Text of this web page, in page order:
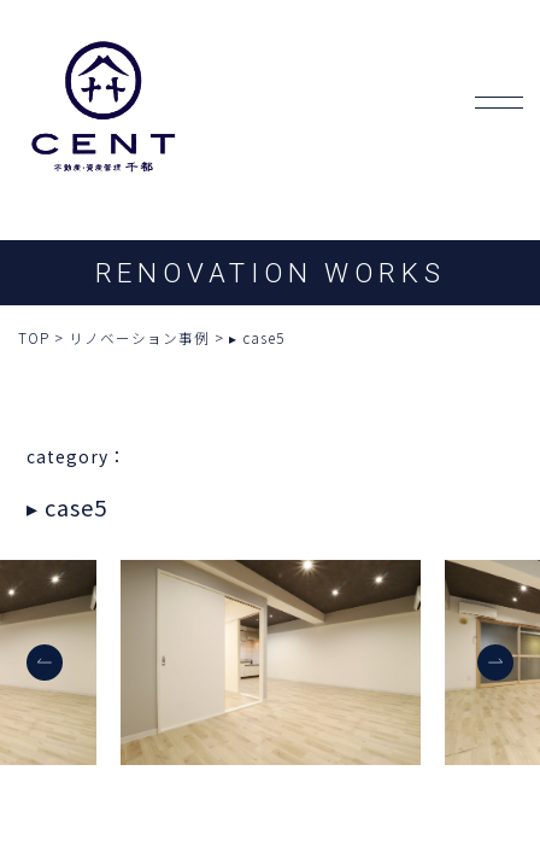
RENOVATION WORKS
TOP > リノベーション事例 > ▸ case5
category：
▸ case5